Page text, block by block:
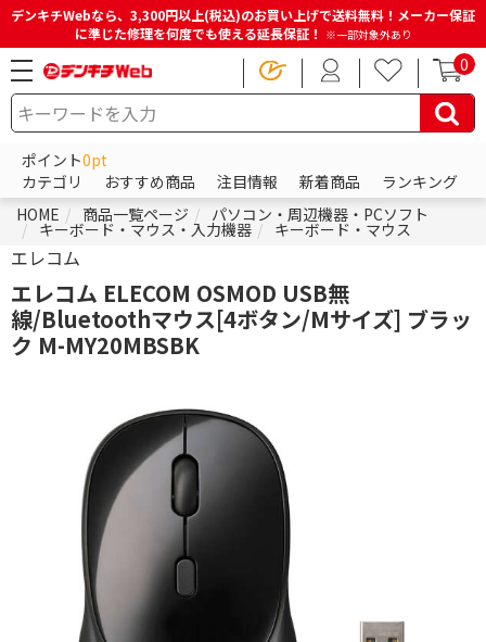
デンキチWebなら、3,300円以上(税込)のお買い上げで送料無料！メーカー保証
に準じた修理を何度でも使える延長保証！ ※一部対象外あり
0
ポイント0pt
カテゴリ
おすすめ商品 注目情報 新着商品
ランキング
HOME
商品一覧ページ パソコン・周辺機器・PCソフト
キーボード・マウス・入力機器 キーボード・マウス
エレコム
エレコム ELECOM OSMOD USB無
線/Bluetoothマウス[4ボタン/Mサイズ] ブラッ
ク M-MY20MBSBK